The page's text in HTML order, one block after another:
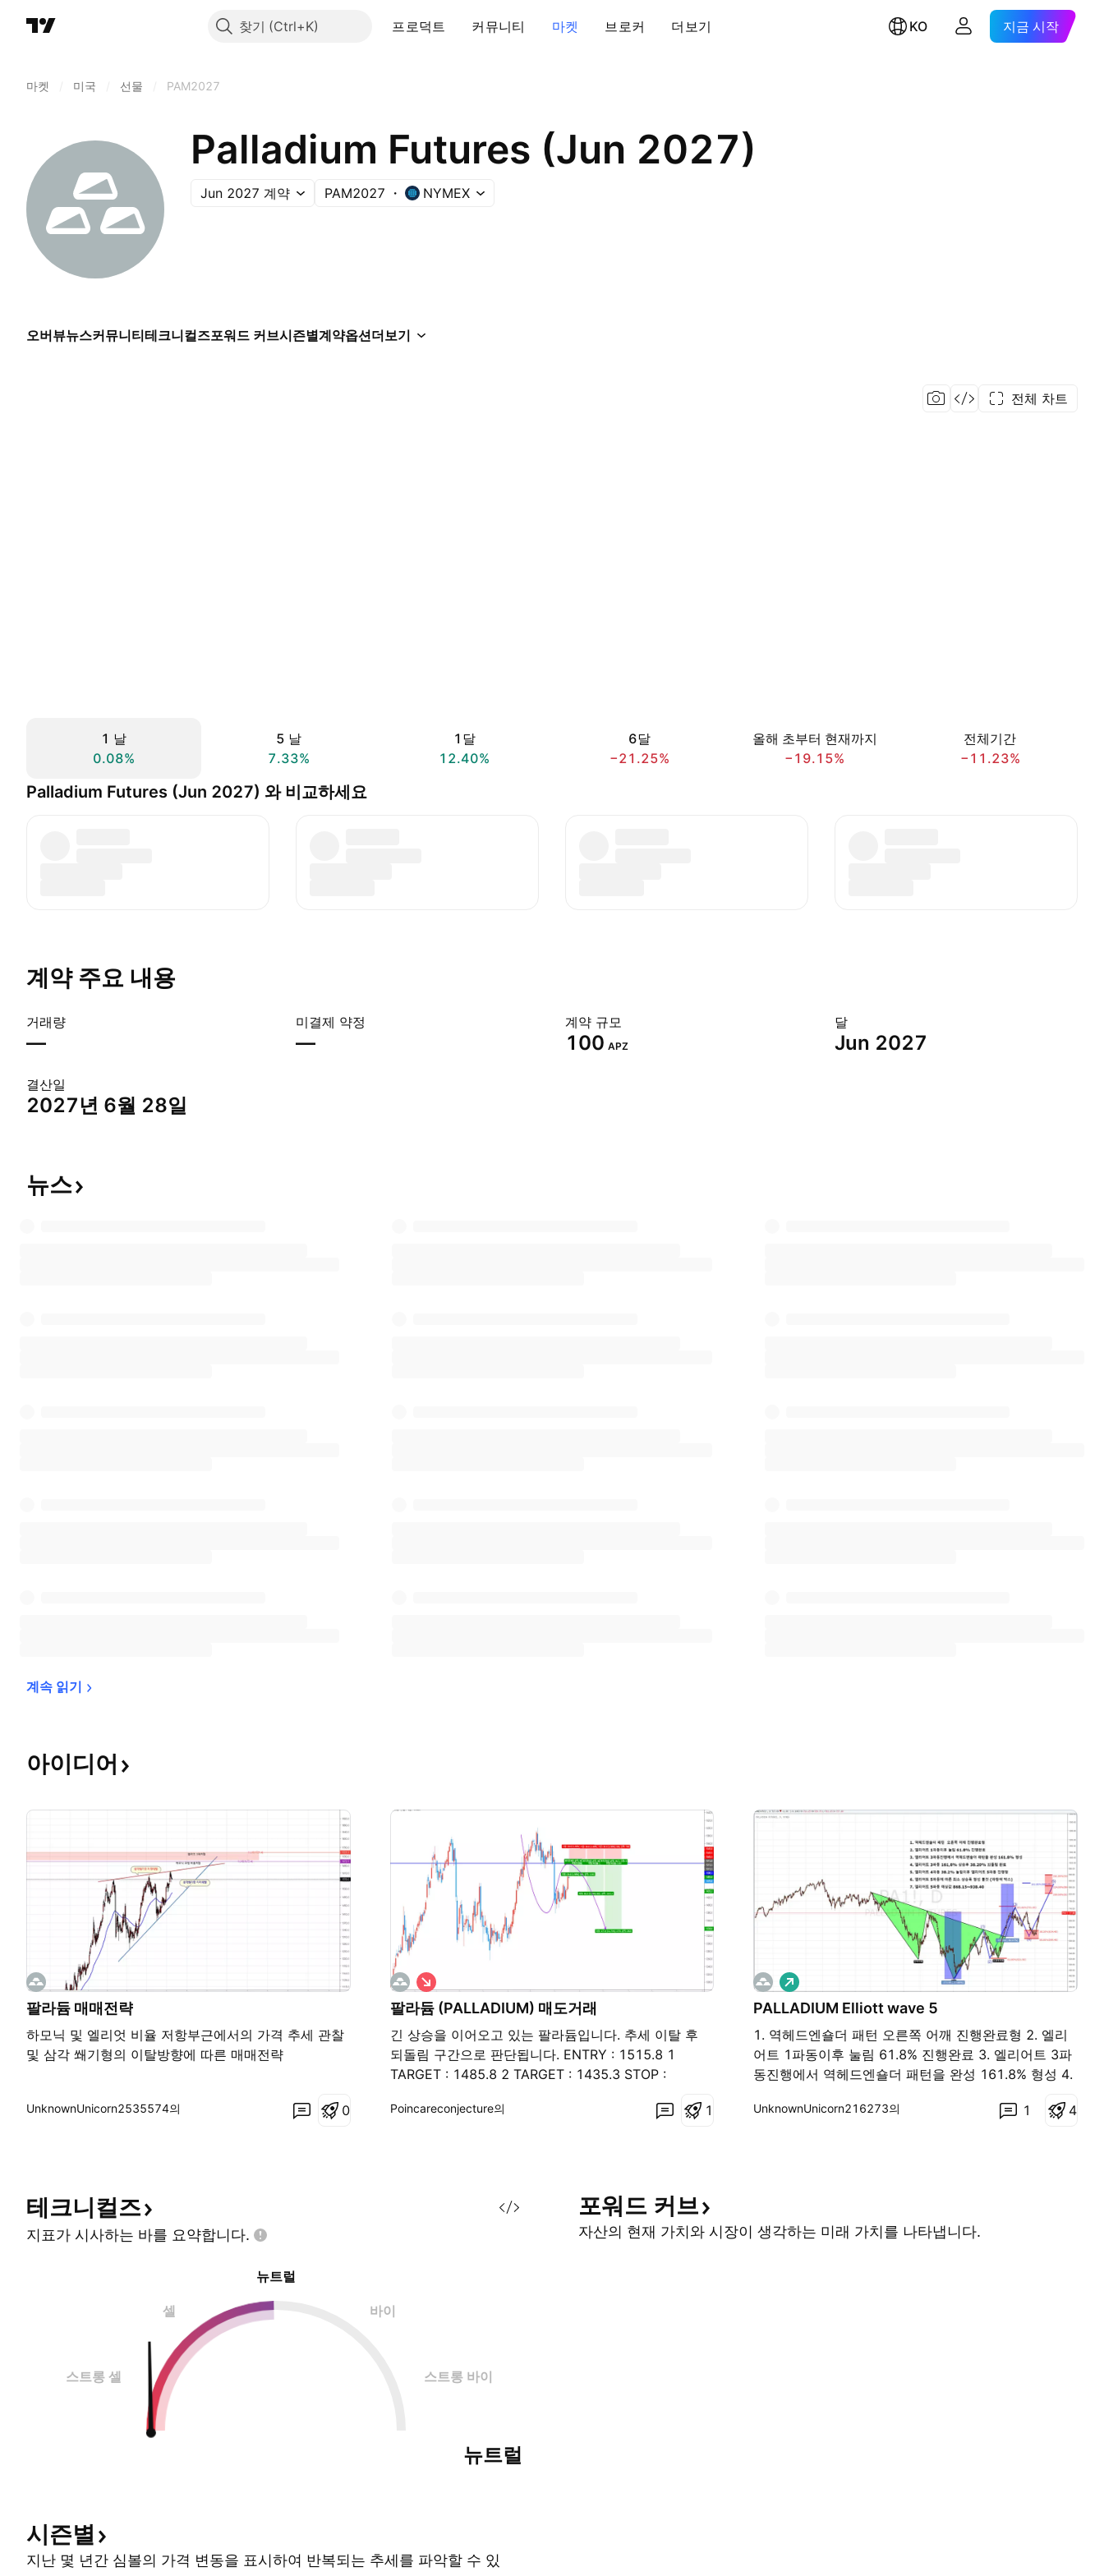
찾기 프로덕트 커뮤니티 마켓 브로커 더보기 KO 지금 시작
마켓 미국 선물 PAM2027
Palladium Futures (Jun 2027)
Jun 2027 계약 PAM2027 NYMEX
오버뷰뉴스커뮤니티테크니컬즈포워드 커브시즌별계약옵션더보기
전체 차트
1 날
0.08%
5 날
7.33%
1달
12.40%
6달
−21.25%
올해 초부터 현재까지
−19.15%
전체기간
−11.23%
Palladium Futures (Jun 2027) 와 비교하세요
계약 주요 내용
거래량
—
미결제 약정
—
계약 규모
100 APZ
달
Jun 2027
결산일
2027년 6월 28일
뉴스
계속 읽기
아이디어
팔라듐 매매전략
하모닉 및 엘리엇 비율 저항부근에서의 가격 추세 관찰
및 삼각 쐐기형의 이탈방향에 따른 매매전략
UnknownUnicorn2535574의 0
팔라듐 (PALLADIUM) 매도거래
긴 상승을 이어오고 있는 팔라듐입니다. 추세 이탈 후
되돌림 구간으로 판단됩니다. ENTRY : 1515.8 1
TARGET : 1485.8 2 TARGET : 1435.3 STOP :
숏
Poincareconjecture의 1
PALLADIUM Elliott wave 5
1. 역헤드엔숄더 패턴 오른쪽 어깨 진행완료형 2. 엘리
어트 1파동이후 눌림 61.8% 진행완료 3. 엘리어트 3파
동진행에서 역헤드엔숄더 패턴을 완성 161.8% 형성 4.
5. 엘리어트 4파동 38.2% 눌림이후 엘리어트 5파동 진
롱
UnknownUnicorn216273의 1 4
테크니컬즈
지표가 시사하는 바를 요약합니다.
뉴트럴
셀 바이
스트롱 셀 스트롱 바이
뉴트럴
포워드 커브
자산의 현재 가치와 시장이 생각하는 미래 가치를 나타냅니다.
시즌별
지난 몇 년간 심볼의 가격 변동을 표시하여 반복되는 추세를 파악할 수 있